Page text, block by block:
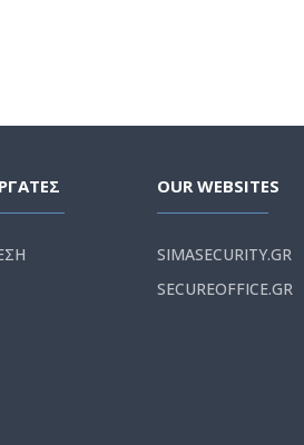
OUR WEBSITES
SIMASECURITY.GR
SECUREOFFICE.GR